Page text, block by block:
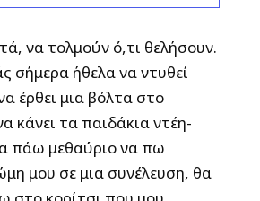
να τολμούν ό,τι θελήσουν.
σήμερα ήθελα να ντυθεί
έρθει μια βόλτα στο
κάνει τα παιδάκια ντέη-
πάω μεθαύριο να πω
μου σε μια συνέλευση, θα